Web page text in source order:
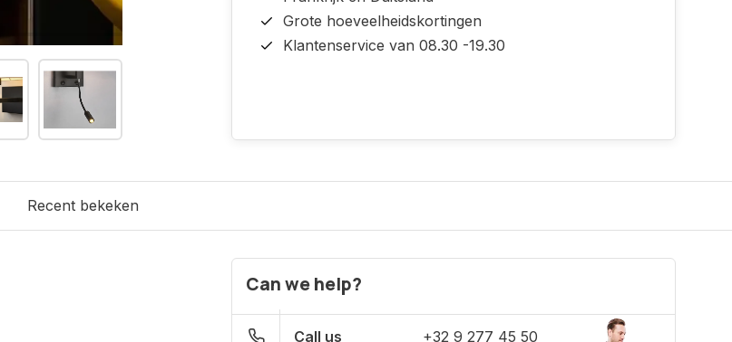
Grote hoeveelheidskortingen
Klantenservice van 08.30 -19.30
Recent bekeken
Can we help?
Call us +32 9 277 45 50